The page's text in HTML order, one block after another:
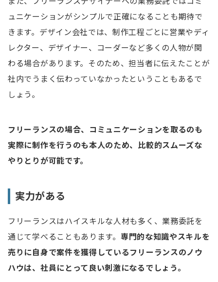
ュニケーションがシンプルで正確になることも期待で
きます。デザイン会社では、制作工程ごとに営業やディ
レクター、デザイナー、コーダーなど多くの人物が関
わる場合があります。そのため、担当者に伝えたことが
社内でうまく伝わっていなかったということもあるで
しょう。
フリーランスの場合、コミュニケーションを取るのも
実際に制作を行うのも本人のため、比較的スムーズな
やりとりが可能です。
実力がある
フリーランスはハイスキルな人材も多く、業務委託を
通じて学べることもあります。 専門的な知識やスキルを
売りに自身で案件を獲得しているフリーランスのノウ
ハウは、社員にとって良い刺激になるでしょう。